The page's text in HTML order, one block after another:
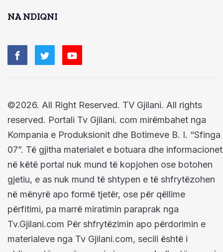
NA NDIQNI
©2026. All Right Reserved. TV Gjilani. All rights
reserved. Portali Tv Gjilani. com mirëmbahet nga
Kompania e Produksionit dhe Botimeve B. I. “Sfinga
07”. Të gjitha materialet e botuara dhe informacionet
në këtë portal nuk mund të kopjohen ose botohen
gjetiu, e as nuk mund të shtypen e të shfrytëzohen
në mënyrë apo formë tjetër, ose për qëllime
përfitimi, pa marrë miratimin paraprak nga
Tv.Gjilani.com Për shfrytëzimin apo përdorimin e
materialeve nga Tv Gjilani.com, secili është i